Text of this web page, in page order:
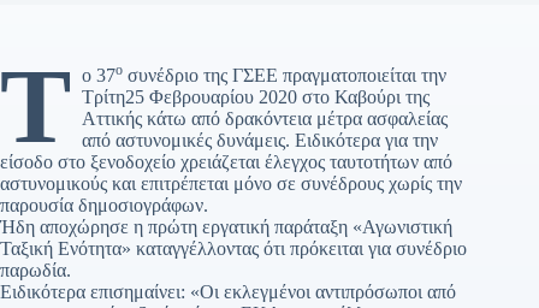
Τ ο 37οσυνέδριο της ΓΣΕΕ πραγματοποιείται την
Τρίτη25 Φεβρουαρίου 2020 στο Καβούρι της
Αττικής κάτω από δρακόντεια μέτρα ασφαλείας
από αστυνομικές δυνάμεις. Ειδικότερα για την
είσοδο στο ξενοδοχείο χρειάζεται έλεγχος ταυτοτήτων από
αστυνομικούς και επιτρέπεται μόνο σε συνέδρους χωρίς την
παρουσία δημοσιογράφων.
Ήδη αποχώρησε η πρώτη εργατική παράταξη «Αγωνιστική
Ταξική Ενότητα» καταγγέλλοντας ότι πρόκειται για συνέδριο
παρωδία.
Ειδικότερα επισημαίνει: «Οι εκλεγμένοι αντιπρόσωποι από